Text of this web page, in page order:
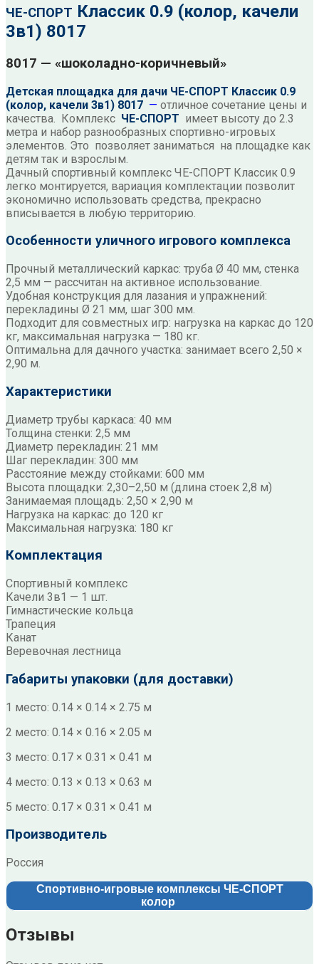
ЧЕ-СПОРТ Классик 0.9 (колор, качели
3в1) 8017
8017 — «шоколадно-коричневый»
Детская площадка для дачи ЧЕ-СПОРТ Классик 0.9
(колор, качели 3в1) 8017 — отличное сочетание цены и
качества. Комплекс ЧЕ-СПОРТ имеет высоту до 2.3
метра и набор разнообразных спортивно-игровых
элементов. Это позволяет заниматься на площадке как
детям так и взрослым.
Дачный спортивный комплекс ЧЕ-СПОРТ Классик 0.9
легко монтируется, вариация комплектации позволит
экономично использовать средства, прекрасно
вписывается в любую территорию.
Особенности уличного игрового комплекса
Прочный металлический каркас: труба Ø 40 мм, стенка
2,5 мм — рассчитан на активное использование.
Удобная конструкция для лазания и упражнений:
перекладины Ø 21 мм, шаг 300 мм.
Подходит для совместных игр: нагрузка на каркас до 120
кг, максимальная нагрузка — 180 кг.
Оптимальна для дачного участка: занимает всего 2,50 ×
2,90 м.
Характеристики
Диаметр трубы каркаса: 40 мм
Толщина стенки: 2,5 мм
Диаметр перекладин: 21 мм
Шаг перекладин: 300 мм
Расстояние между стойками: 600 мм
Высота площадки: 2,30–2,50 м (длина стоек 2,8 м)
Занимаемая площадь: 2,50 × 2,90 м
Нагрузка на каркас: до 120 кг
Максимальная нагрузка: 180 кг
Комплектация
Спортивный комплекс
Качели 3в1 — 1 шт.
Гимнастические кольца
Трапеция
Канат
Веревочная лестница
Габариты упаковки (для доставки)
1 место: 0.14 × 0.14 × 2.75 м
2 место: 0.14 × 0.16 × 2.05 м
3 место: 0.17 × 0.31 × 0.41 м
4 место: 0.13 × 0.13 × 0.63 м
5 место: 0.17 × 0.31 × 0.41 м
Производитель
Россия
Спортивно-игровые комплексы ЧЕ-СПОРТ
колор
Отзывы